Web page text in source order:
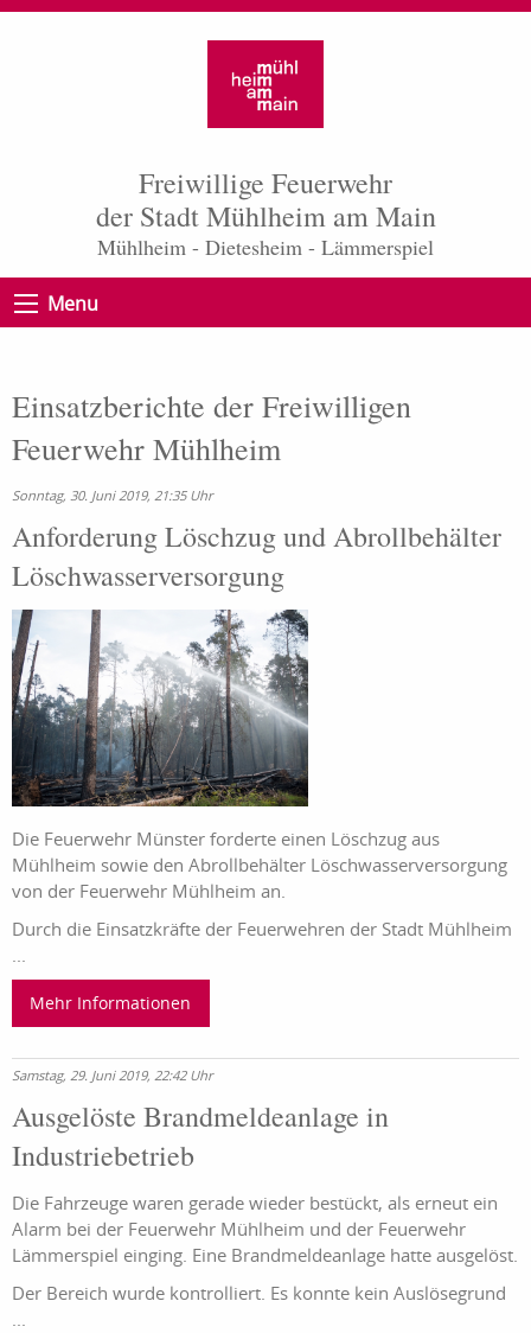
Freiwillige Feuerwehr
der Stadt Mühlheim am Main
Mühlheim - Dietesheim - Lämmerspiel
Menu
Einsatzberichte der Freiwilligen
Feuerwehr Mühlheim
Sonntag, 30. Juni 2019, 21:35 Uhr
Anforderung Löschzug und Abrollbehälter
Löschwasserversorgung
Die Feuerwehr Münster forderte einen Löschzug aus
Mühlheim sowie den Abrollbehälter Löschwasserversorgung
von der Feuerwehr Mühlheim an.
Durch die Einsatzkräfte der Feuerwehren der Stadt Mühlheim
Mehr Informationen
Samstag, 29. Juni 2019, 22:42 Uhr
Ausgelöste Brandmeldeanlage in
Industriebetrieb
Die Fahrzeuge waren gerade wieder bestückt, als erneut ein
Alarm bei der Feuerwehr Mühlheim und der Feuerwehr
Lämmerspiel einging. Eine Brandmeldeanlage hatte ausgelöst.
Der Bereich wurde kontrolliert. Es konnte kein Auslösegrund
...